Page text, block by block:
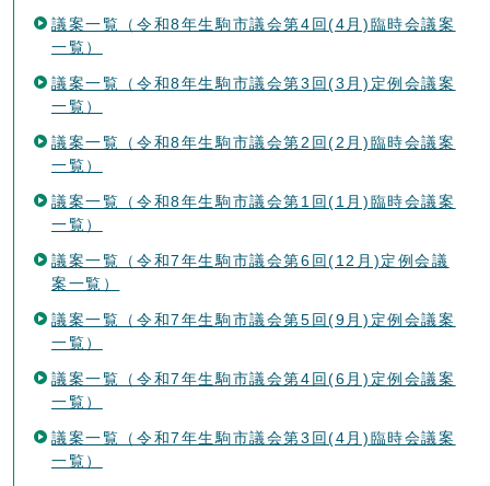
議案一覧（令和8年生駒市議会第4回(4月)臨時会議案
一覧）
議案一覧（令和8年生駒市議会第3回(3月)定例会議案
一覧）
議案一覧（令和8年生駒市議会第2回(2月)臨時会議案
一覧）
議案一覧（令和8年生駒市議会第1回(1月)臨時会議案
一覧）
議案一覧（令和7年生駒市議会第6回(12月)定例会議
案一覧）
議案一覧（令和7年生駒市議会第5回(9月)定例会議案
一覧）
議案一覧（令和7年生駒市議会第4回(6月)定例会議案
一覧）
議案一覧（令和7年生駒市議会第3回(4月)臨時会議案
一覧）